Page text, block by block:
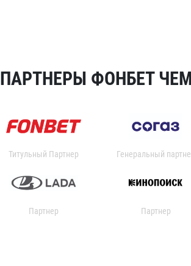
ПАРТНЕРЫ ФОНБЕТ
Титульный Партнер Генеральный
Партнер Партнер